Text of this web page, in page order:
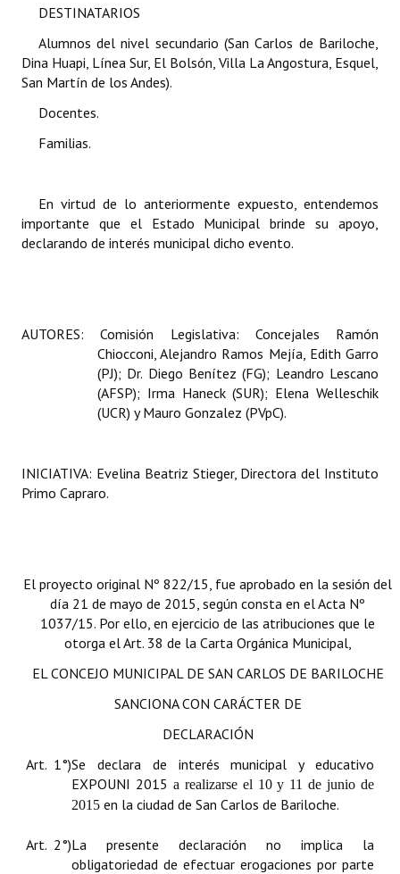
DESTINATARIOS
Alumnos del nivel secundario (San Carlos de Bariloche,
Dina Huapi, Línea Sur, El Bolsón, Villa La Angostura, Esquel,
San Martín de los Andes).
Docentes.
Familias.
En virtud de lo anteriormente expuesto, entendemos
importante que el Estado Municipal brinde su apoyo,
declarando de interés municipal dicho evento.
AUTORES: Comisión Legislativa: Concejales Ramón
Chiocconi, Alejandro Ramos Mejía, Edith Garro
(PJ); Dr. Diego Benítez (FG); Leandro Lescano
(AFSP); Irma Haneck (SUR); Elena Welleschik
(UCR) y Mauro Gonzalez (PVpC).
INICIATIVA: Evelina Beatriz Stieger, Directora del Instituto
Primo Capraro.
El proyecto original Nº 822/15, fue aprobado en la sesión del
día 21 de mayo de 2015, según consta en el Acta Nº
1037/15. Por ello, en ejercicio de las atribuciones que le
otorga el Art. 38 de la Carta Orgánica Municipal,
EL CONCEJO MUNICIPAL DE SAN CARLOS DE BARILOCHE
SANCIONA CON CARÁCTER DE
DECLARACIÓN
Art. 1°)Se declara de interés municipal y educativo
EXPOUNI 2015 a realizarse el 10 y 11 de junio de
2015en la ciudad de San Carlos de Bariloche.
Art. 2°)La presente declaración no implica la
obligatoriedad de efectuar erogaciones por parte